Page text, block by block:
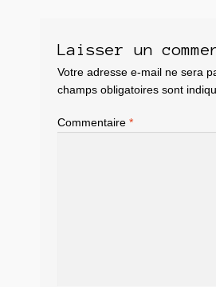
Laisser un
Votre adresse e-mail ne sera
champs obligatoires sont
Commentaire *